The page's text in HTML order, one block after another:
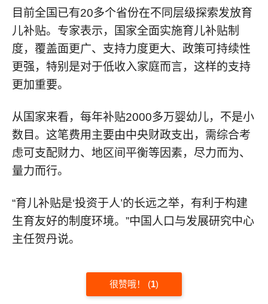
目前全国已有20多个省份在不同层级探索发放育
儿补贴。专家表示，国家全面实施育儿补贴制
度，覆盖面更广、支持力度更大、政策可持续性
更强，特别是对于低收入家庭而言，这样的支持
更加重要。
从国家来看，每年补贴2000多万婴幼儿，不是小
数目。这笔费用主要由中央财政支出，需综合考
虑可支配财力、地区间平衡等因素，尽力而为、
量力而行。
“育儿补贴是‘投资于人’的长远之举，有利于构建
生育友好的制度环境。”中国人口与发展研究中心
主任贺丹说。
很赞哦！ (1)